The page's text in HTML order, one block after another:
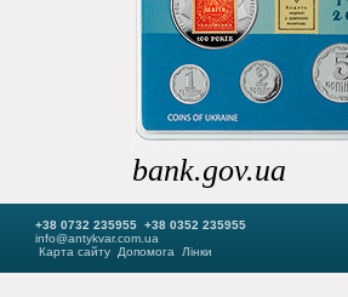
bank.gov.ua
+38 0732 235955 +38 0352 235955
info@antykvar.com.ua
Карта сайту
Допомога Лінки